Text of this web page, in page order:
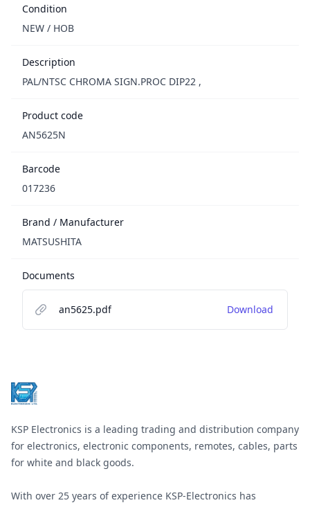
Condition
NEW / НОВ
Description
PAL/NTSC CHROMA SIGN.PROC DIP22 ,
Product code
AN5625N
Barcode
017236
Brand / Manufacturer
MATSUSHITA
Documents
an5625.pdf Download
KSP Electronics is a leading trading and distribution company
for electronics, electronic components, remotes, cables, parts
for white and black goods.
With over 25 years of experience KSP-Electronics has